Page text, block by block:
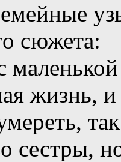
сюжета:
жизнь,
сестры,